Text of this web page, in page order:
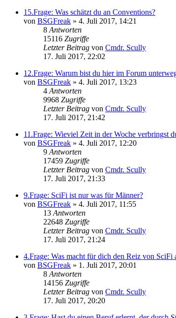
15.Frage: Was schätzt du an Conventions?
von BSGFreak » 4. Juli 2017, 14:21
8 Antworten
15116 Zugriffe
Letzter Beitrag von Cmdr. Scully
17. Juli 2017, 22:02
12.Frage: Warum bist du hier im Forum
von BSGFreak » 4. Juli 2017, 13:23
4 Antworten
9968 Zugriffe
Letzter Beitrag von Cmdr. Scully
17. Juli 2017, 21:42
11.Frage: Wieviel Zeit in der Woche verbringst
von BSGFreak » 4. Juli 2017, 12:20
9 Antworten
17459 Zugriffe
Letzter Beitrag von Cmdr. Scully
17. Juli 2017, 21:33
9.Frage: SciFi ist nur was für Männer?
von BSGFreak » 4. Juli 2017, 11:55
13 Antworten
22648 Zugriffe
Letzter Beitrag von Cmdr. Scully
17. Juli 2017, 21:24
4.Frage: Was macht für dich den Reiz von SciFi
von BSGFreak » 1. Juli 2017, 20:01
8 Antworten
14156 Zugriffe
Letzter Beitrag von Cmdr. Scully
17. Juli 2017, 20:20